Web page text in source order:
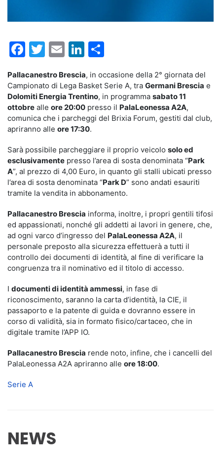
Facebook
Twitter
EmailLinkedIn
Pallacanestro Brescia, in occasione della 2° giornata del
Campionato di Lega Basket Serie A, tra Germani Brescia e
Dolomiti Energia Trentino, in programma sabato 11
ottobre alle ore 20:00 presso il PalaLeonessa A2A,
comunica che i parcheggi del Brixia Forum, gestiti dal club,
apriranno alle ore 17:30.
Sarà possibile parcheggiare il proprio veicolo solo ed
esclusivamente presso l’area di sosta denominata “Park
A”, al prezzo di 4,00 Euro, in quanto gli stalli ubicati presso
l’area di sosta denominata “Park D” sono andati esauriti
tramite la vendita in abbonamento.
Pallacanestro Brescia informa, inoltre, i propri gentili tifosi
ed appassionati, nonché gli addetti ai lavori in genere, che,
ad ogni varco d’ingresso del PalaLeonessa A2A, il
personale preposto alla sicurezza effettuerà a tutti il
controllo dei documenti di identità, al fine di verificare la
congruenza tra il nominativo ed il titolo di accesso.
I documenti di identità ammessi, in fase di
riconoscimento, saranno la carta d’identità, la CIE, il
passaporto e la patente di guida e dovranno essere in
corso di validità, sia in formato fisico/cartaceo, che in
digitale tramite l’APP IO.
Pallacanestro Brescia rende noto, infine, che i cancelli del
PalaLeonessa A2A apriranno alle ore 18:00.
Serie A
NEWS